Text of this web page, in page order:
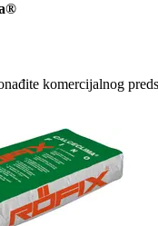
komercijalnog